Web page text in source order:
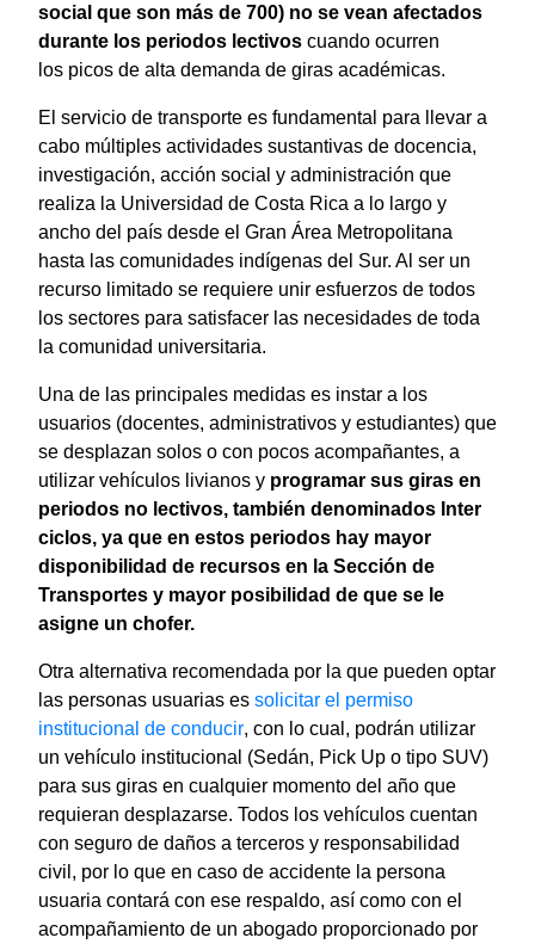
social que son más de 700) no se vean afectados
durante los periodos lectivos cuando ocurren
los picos de alta demanda de giras académicas.
El servicio de transporte es fundamental para llevar a
cabo múltiples actividades sustantivas de docencia,
investigación, acción social y administración que
realiza la Universidad de Costa Rica a lo largo y
ancho del país desde el Gran Área Metropolitana
hasta las comunidades indígenas del Sur. Al ser un
recurso limitado se requiere unir esfuerzos de todos
los sectores para satisfacer las necesidades de toda
la comunidad universitaria.
Una de las principales medidas es instar a los
usuarios (docentes, administrativos y estudiantes) que
se desplazan solos o con pocos acompañantes, a
utilizar vehículos livianos y programar sus giras en
periodos no lectivos, también denominados Inter
ciclos, ya que en estos periodos hay mayor
disponibilidad de recursos en la Sección de
Transportes y mayor posibilidad de que se le
asigne un chofer.
Otra alternativa recomendada por la que pueden optar
las personas usuarias es solicitar el permiso
institucional de conducir, con lo cual, podrán utilizar
un vehículo institucional (Sedán, Pick Up o tipo SUV)
para sus giras en cualquier momento del año que
requieran desplazarse. Todos los vehículos cuentan
con seguro de daños a terceros y responsabilidad
civil, por lo que en caso de accidente la persona
usuaria contará con ese respaldo, así como con el
acompañamiento de un abogado proporcionado por